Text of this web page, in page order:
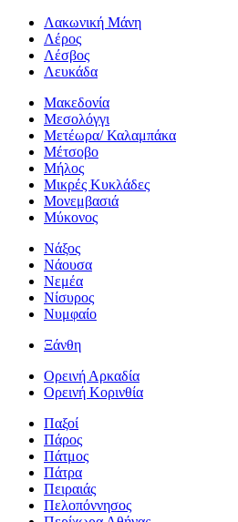
Λακωνική Μάνη
Λέρος
Λέσβος
Λευκάδα
Μακεδονία
Μεσολόγγι
Μετέωρα/ Καλαμπάκα
Μέτσοβο
Μήλος
Μικρές Κυκλάδες
Μονεμβασιά
Μύκονος
Νάξος
Νάουσα
Νεμέα
Νίσυρος
Νυμφαίο
Ξάνθη
Ορεινή Αρκαδία
Ορεινή Κορινθία
Παξοί
Πάρος
Πάτμος
Πάτρα
Πειραιάς
Πελοπόννησος